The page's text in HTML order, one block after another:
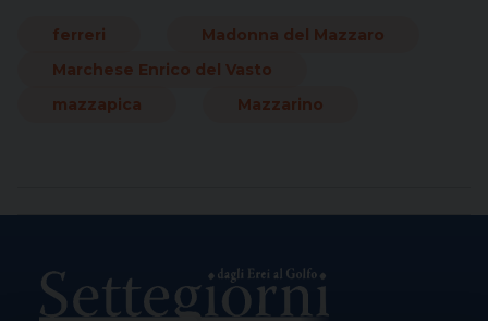
ferreri
Madonna del Mazzaro
Marchese Enrico del Vasto
mazzapica
Mazzarino